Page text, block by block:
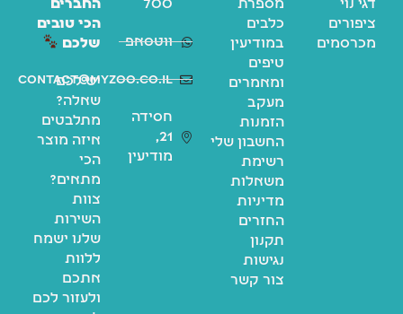
דגי נוי
ציפורים
מכרסמים
מספרת
כלבים
במודיעין
טיפים
ומאמרים
מעקב
הזמנות
החשבון שלי
רשימת
משאלות
מדיניות
החזרים
תקנון
נגישות
צור קשר
700
ווטסאפ
contact@myzoo.co.il
חסידה
21,
מודיעין
החברים
הכי טובים
שלכם
יש לכם
שאלה?
מתלבטים
איזה מוצר
הכי
מתאים?
צוות
השירות
שלנו ישמח
ללוות
אתכם
ולעזור לכם